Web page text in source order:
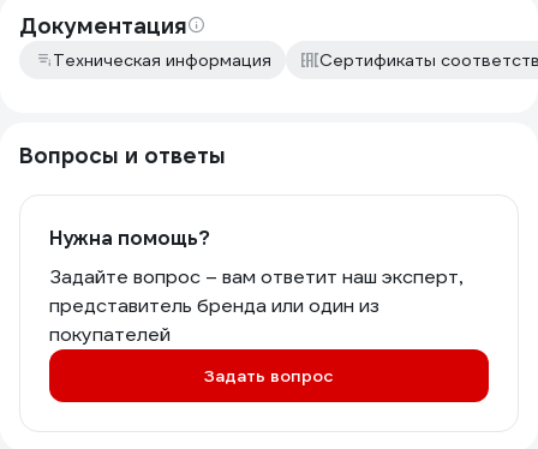
Документация
Техническая информация Сертификаты
Вопросы и ответы
Нужна помощь?
Задайте вопрос – вам ответит наш эксперт,
представитель бренда или один из
покупателей
Задать вопрос